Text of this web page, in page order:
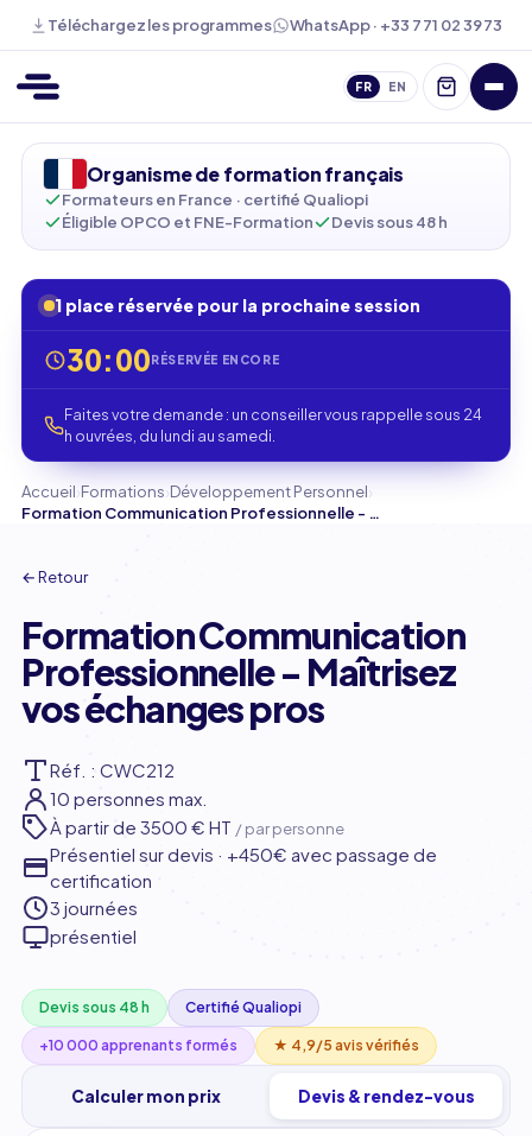
Téléchargez les programmes WhatsApp · +33 7 71 02 39 73
FR EN
Organisme de formation français
Formateurs en France · certifié Qualiopi
Éligible OPCO et FNE-Formation
Devis sous 48 h
1 place réservée pour la prochaine session
30:00RÉSERVÉE ENCORE
Faites votre demande : un conseiller vous rappelle sous 24
h ouvrées, du lundi au samedi.
Accueil›Formations›Développement Personnel›
Formation Communication Professionnelle - Maîtrisez vos échanges pros
← Retour
Formation Communication
Professionnelle - Maîtrisez
vos échanges pros
Réf. : CWC212
10 personnes max.
À partir de 3500 € HT / par personne
Présentiel sur devis · +450€ avec passage de
certification
3 journées
présentiel
Devis sous 48 h Certifié Qualiopi
+10 000 apprenants formés ★ 4,9/5 avis vérifiés
Calculer mon prix Devis & rendez-vous